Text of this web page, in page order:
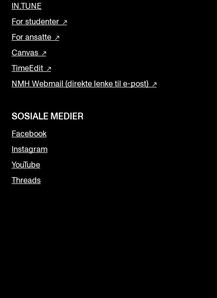
IN.TUNE
For studenter
For ansatte
Canvas
TimeEdit
NMH Webmail (direkte lenke til e-post)
SOSIALE MEDIER
Facebook
Instagram
YouTube
Threads